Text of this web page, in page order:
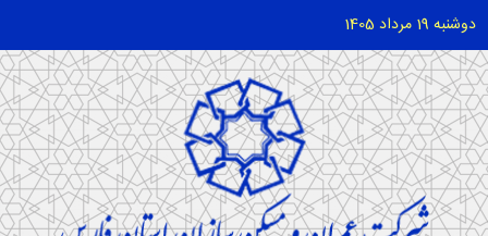
دوشنبه 19 مرداد 1405